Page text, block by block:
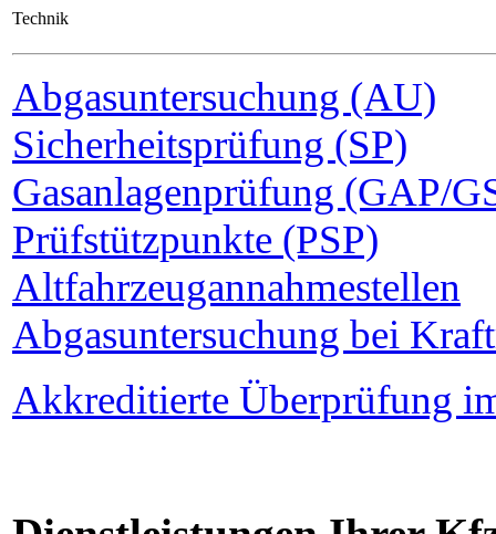
Technik
Abgasuntersuchung (AU)
Sicherheitsprüfung (SP)
Gasanlagenprüfung (GAP/
Prüfstützpunkte (PSP)
Altfahrzeugannahmestellen
Abgasuntersuchung bei
Akkreditierte Überprüfung